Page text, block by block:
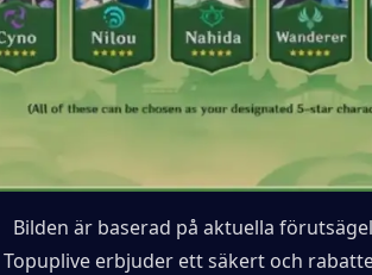
Bilden är baserad på aktuella
erbjuder ett säkert och